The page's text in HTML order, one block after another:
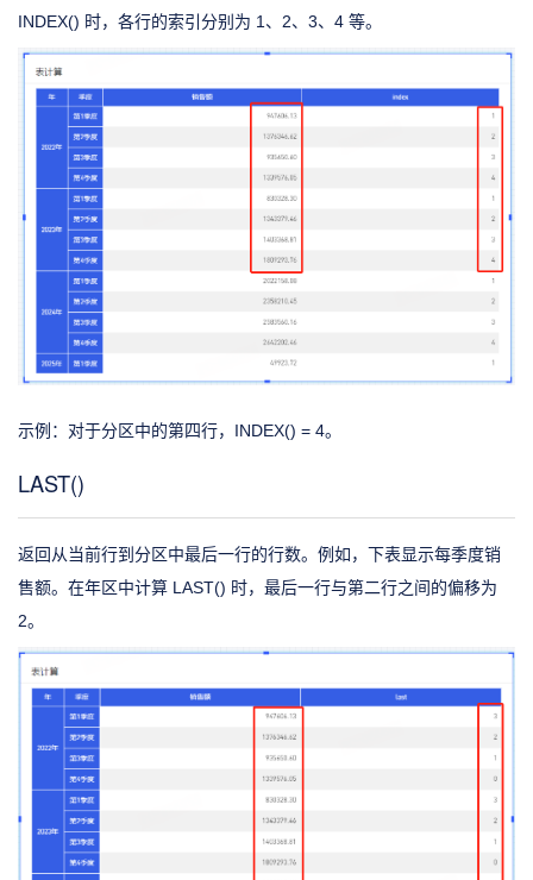
INDEX() 时，各行的索引分别为 1、2、3、4 等。
示例：对于分区中的第四行，INDEX() = 4。
LAST()
返回从当前行到分区中最后一行的行数。例如，下表显示每季度销
售额。在年区中计算 LAST() 时，最后一行与第二行之间的偏移为
2。